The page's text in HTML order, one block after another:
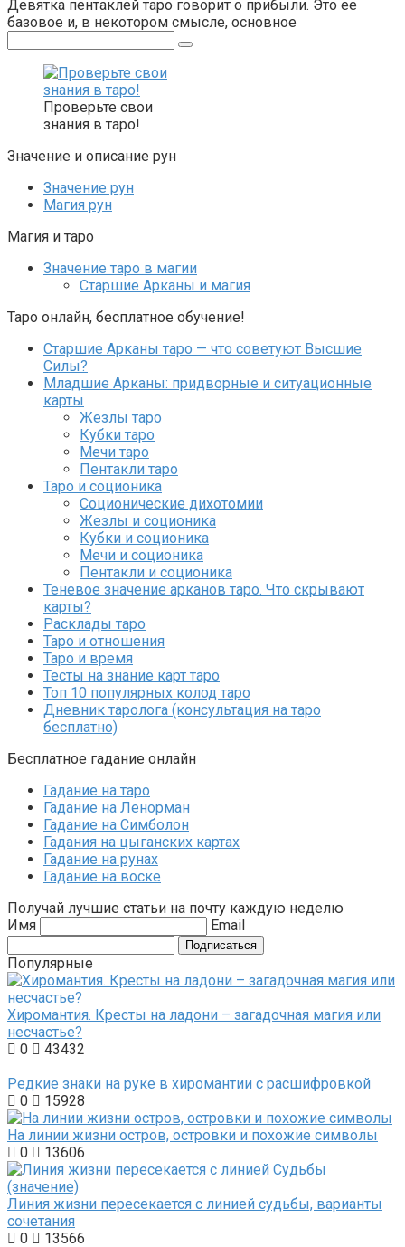
Девятка пентаклей таро говорит о прибыли. Это ее
базовое и, в некотором смысле, основное
Проверьте свои
знания в таро!
Значение и описание рун
Значение рун
Магия рун
Магия и таро
Значение таро в магии
Старшие Арканы и магия
Таро онлайн, бесплатное обучение!
Старшие Арканы таро — что советуют Высшие
Силы?
Младшие Арканы: придворные и ситуационные
карты
Жезлы таро
Кубки таро
Мечи таро
Пентакли таро
Таро и соционика
Соционические дихотомии
Жезлы и соционика
Кубки и соционика
Мечи и соционика
Пентакли и соционика
Теневое значение арканов таро. Что скрывают
карты?
Расклады таро
Таро и отношения
Таро и время
Тесты на знание карт таро
Топ 10 популярных колод таро
Дневник таролога (консультация на таро
бесплатно)
Бесплатное гадание онлайн
Гадание на таро
Гадание на Ленорман
Гадание на Симболон
Гадания на цыганских картах
Гадание на рунах
Гадание на воске
Получай лучшие статьи на почту каждую неделю
Имя
Email
Подписаться
Популярные
Хиромантия. Кресты на ладони – загадочная магия или
несчастье?
0
43432
Редкие знаки на руке в хиромантии с расшифровкой
0
15928
На линии жизни остров, островки и похожие символы
0
13606
Линия жизни пересекается с линией судьбы, варианты
сочетания
0
13566